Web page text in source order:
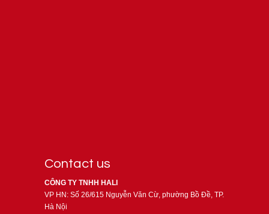
Contact us
CÔNG TY TNHH HALI
VP HN: Số 26/615 Nguyễn Văn Cừ, phường Bồ Đề, TP.
Hà Nội